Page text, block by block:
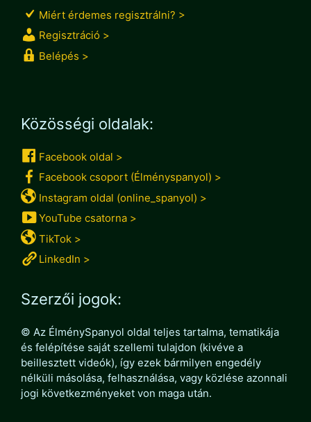
Miért érdemes regisztrálni? >
Regisztráció >
Belépés >
Közösségi oldalak:
Facebook oldal >
Facebook csoport (Élményspanyol) >
Instagram oldal (online_spanyol) >
YouTube csatorna >
TikTok >
LinkedIn >
Szerzői jogok:
© Az ÉlménySpanyol oldal teljes tartalma, tematikája
és felépítése saját szellemi tulajdon (kivéve a
beillesztett videók), így ezek bármilyen engedély
nélküli másolása, felhasználása, vagy közlése azonnali
jogi következményeket von maga után.